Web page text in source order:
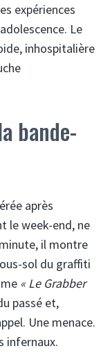
expériences
Le
inhospitalière
bande-
après
le week-end, ne
il montre
sol du graffiti
« Le Grabber
passé et,
Une menace.
infernaux.